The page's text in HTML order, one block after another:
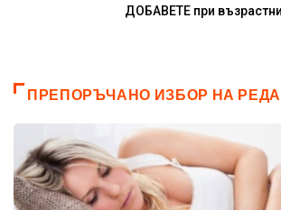
ДОБАВЕТЕ при възрастни
ПРЕПОРЪЧАНО ИЗБОР НА